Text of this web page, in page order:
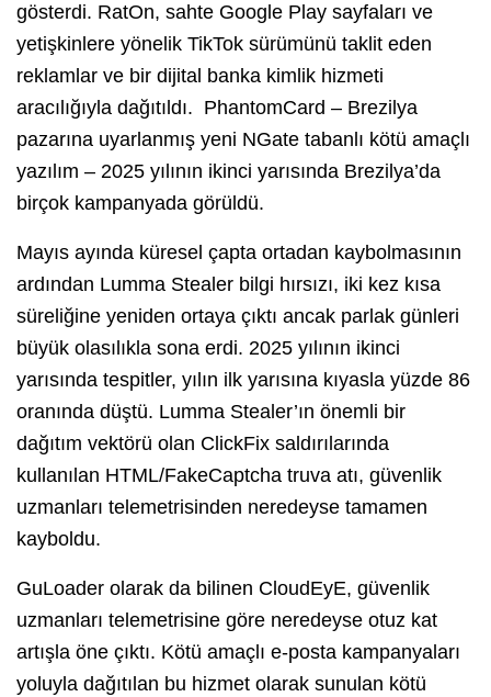
gösterdi. RatOn, sahte Google Play sayfaları ve
yetişkinlere yönelik TikTok sürümünü taklit eden
reklamlar ve bir dijital banka kimlik hizmeti
aracılığıyla dağıtıldı. PhantomCard – Brezilya
pazarına uyarlanmış yeni NGate tabanlı kötü amaçlı
yazılım – 2025 yılının ikinci yarısında Brezilya’da
birçok kampanyada görüldü.
Mayıs ayında küresel çapta ortadan kaybolmasının
ardından Lumma Stealer bilgi hırsızı, iki kez kısa
süreliğine yeniden ortaya çıktı ancak parlak günleri
büyük olasılıkla sona erdi. 2025 yılının ikinci
yarısında tespitler, yılın ilk yarısına kıyasla yüzde 86
oranında düştü. Lumma Stealer’ın önemli bir
dağıtım vektörü olan ClickFix saldırılarında
kullanılan HTML/FakeCaptcha truva atı, güvenlik
uzmanları telemetrisinden neredeyse tamamen
kayboldu.
GuLoader olarak da bilinen CloudEyE, güvenlik
uzmanları telemetrisine göre neredeyse otuz kat
artışla öne çıktı. Kötü amaçlı e-posta kampanyaları
yoluyla dağıtılan bu hizmet olarak sunulan kötü